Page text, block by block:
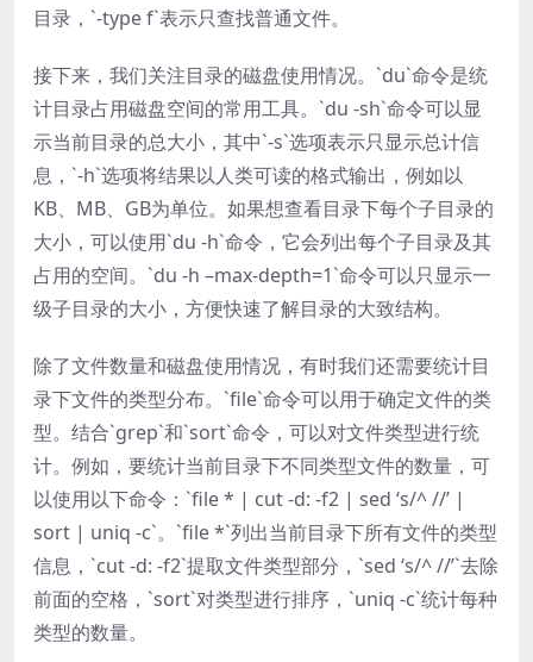
目录，`-type f`表示只查找普通文件。
接下来，我们关注目录的磁盘使用情况。`du`命令是统
计目录占用磁盘空间的常用工具。`du -sh`命令可以显
示当前目录的总大小，其中`-s`选项表示只显示总计信
息，`-h`选项将结果以人类可读的格式输出，例如以
KB、MB、GB为单位。如果想查看目录下每个子目录的
大小，可以使用`du -h`命令，它会列出每个子目录及其
占用的空间。`du -h –max-depth=1`命令可以只显示一
级子目录的大小，方便快速了解目录的大致结构。
除了文件数量和磁盘使用情况，有时我们还需要统计目
录下文件的类型分布。`file`命令可以用于确定文件的类
型。结合`grep`和`sort`命令，可以对文件类型进行统
计。例如，要统计当前目录下不同类型文件的数量，可
以使用以下命令：`file * | cut -d: -f2 | sed ‘s/^ //’ |
sort | uniq -c`。`file *`列出当前目录下所有文件的类型
信息，`cut -d: -f2`提取文件类型部分，`sed ‘s/^ //’`去除
前面的空格，`sort`对类型进行排序，`uniq -c`统计每种
类型的数量。